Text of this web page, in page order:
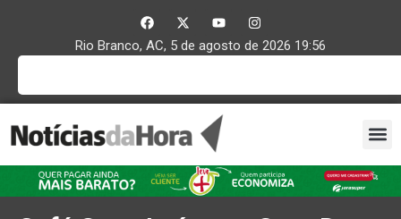
Rio Branco, AC, 5 de agosto de 2026 19:56